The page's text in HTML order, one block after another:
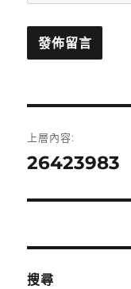
章
上層內容:
26423983
搜尋